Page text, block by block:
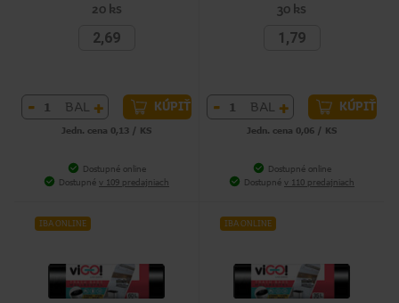
20 ks
2,69
- BAL + KÚPIŤ
Jedn. cena 0,13 / KS
Dostupné online
Dostupné v 109 predajniach
30 ks
1,79
- BAL + KÚPIŤ
Jedn. cena 0,06 / KS
Dostupné online
Dostupné v 110 predajniach
IBA ONLINE IBA ONLINE